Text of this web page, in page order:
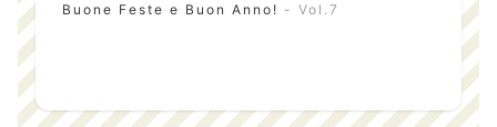
Buone Feste e Buon Anno! - Vol.7